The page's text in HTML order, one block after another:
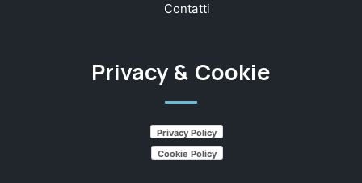
Contatti
Privacy & Cookie
Privacy Policy
Cookie Policy